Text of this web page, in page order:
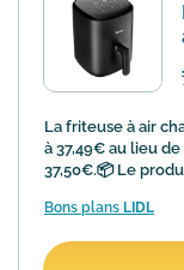
La friteuse à air
à 37,49€ au lieu
37,50€.📦 Le
Bons plans LIDL